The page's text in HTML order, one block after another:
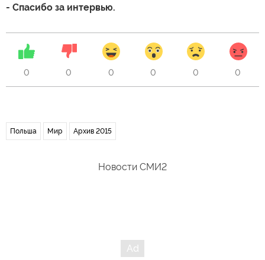
- Спасибо за интервью.
0 0 0 0 0 0
Польша Мир Архив 2015
Новости СМИ2